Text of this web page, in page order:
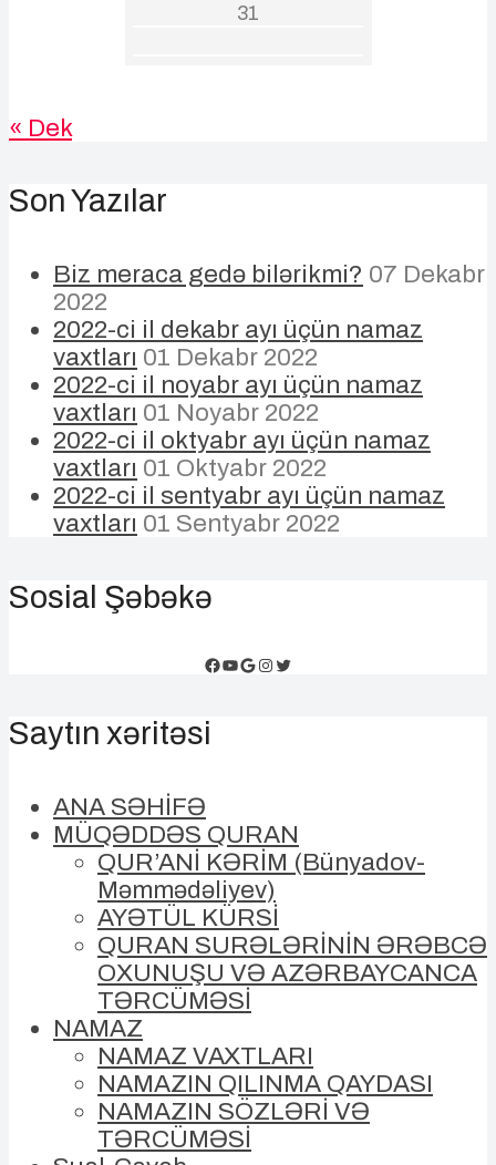
31
« Dek
Son Yazılar
Biz meraca gedə bilərikmi? 07 Dekabr
2022
2022-ci il dekabr ayı üçün namaz
vaxtları 01 Dekabr 2022
2022-ci il noyabr ayı üçün namaz
vaxtları 01 Noyabr 2022
2022-ci il oktyabr ayı üçün namaz
vaxtları 01 Oktyabr 2022
2022-ci il sentyabr ayı üçün namaz
vaxtları 01 Sentyabr 2022
Sosial Şəbəkə
Facebook
YouTube
Google
Instagram
Twitter
Saytın xəritəsi
ANA SƏHİFƏ
MÜQƏDDƏS QURAN
QUR’ANİ KƏRİM (Bünyadov-
Məmmədəliyev)
AYƏTÜL KÜRSİ
QURAN SURƏLƏRİNİN ƏRƏBCƏ
OXUNUŞU VƏ AZƏRBAYCANCA
TƏRCÜMƏSİ
NAMAZ
NAMAZ VAXTLARI
NAMAZIN QILINMA QAYDASI
NAMAZIN SÖZLƏRİ VƏ
TƏRCÜMƏSİ